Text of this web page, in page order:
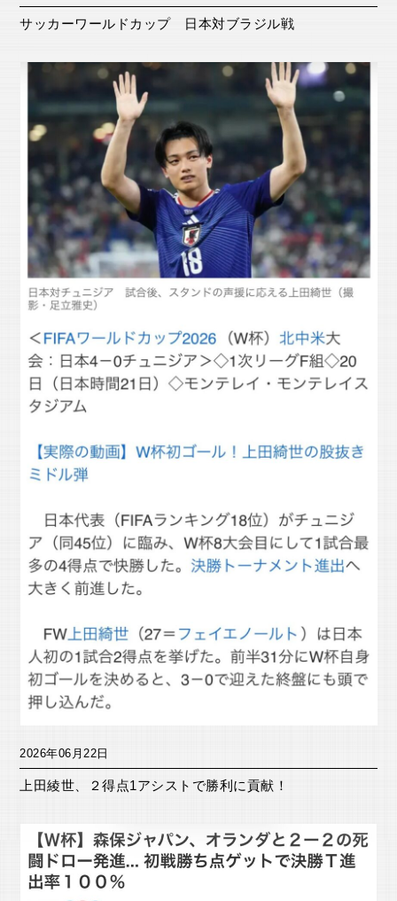
サッカーワールドカップ 日本対ブラジル戦
2026年06月22日
上田綾世、２得点1アシストで勝利に貢献！